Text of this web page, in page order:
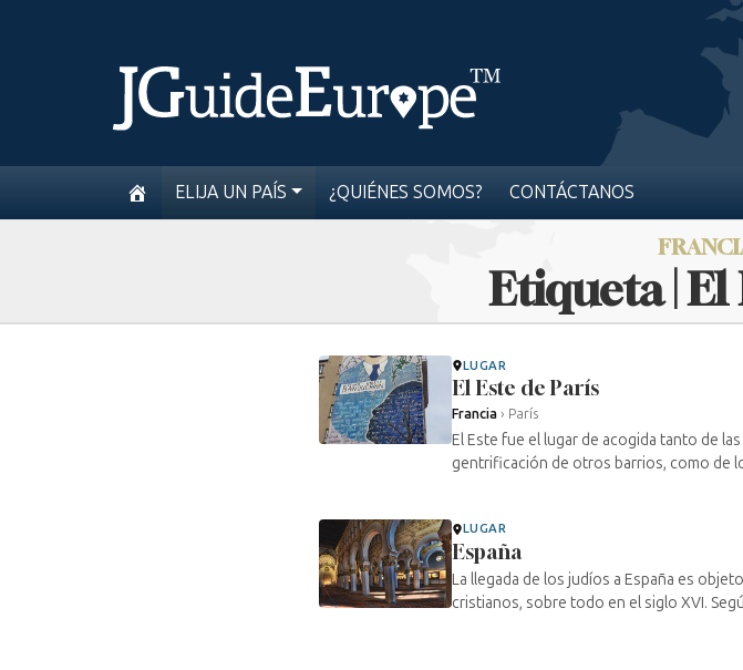
ELIJA UN PAÍS ¿QUIÉNES SOMOS? CONTÁCTANOS
Etiqueta | El
LUGAR
El Este de París
Francia › París
El Este fue el lugar de acogida tanto de
gentrificación de otros barrios, como de
LUGAR
España
La llegada de los judíos a España es
cristianos, sobre todo en el siglo XVI.